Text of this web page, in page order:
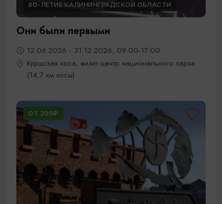
80-ЛЕТИЕ КАЛИНИНГРАДСКОЙ ОБЛАСТИ
Они были первыми
12.06.2026 - 31.12.2026, 09:00-17:00
Куршская коса, визит-центр национального парка
(14,7 км косы)
ОТ 200₽